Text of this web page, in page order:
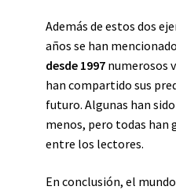
Además de estos dos
años se han
desde 1997 numerosos
han compartido sus
futuro. Algunas han
menos, pero todas han
entre los lectores.
En conclusión, el